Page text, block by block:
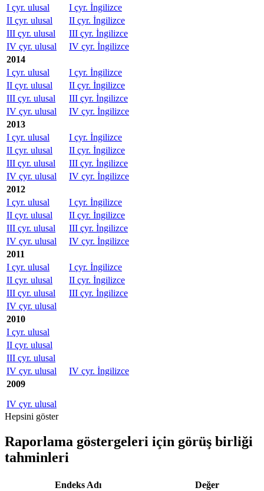
I çyr. ulusal
I çyr. İngilizce
II çyr. ulusal
II çyr. İngilizce
III çyr. ulusal
III çyr. İngilizce
IV çyr. ulusal
IV çyr. İngilizce
2014
I çyr. ulusal
I çyr. İngilizce
II çyr. ulusal
II çyr. İngilizce
III çyr. ulusal
III çyr. İngilizce
IV çyr. ulusal
IV çyr. İngilizce
2013
I çyr. ulusal
I çyr. İngilizce
II çyr. ulusal
II çyr. İngilizce
III çyr. ulusal
III çyr. İngilizce
IV çyr. ulusal
IV çyr. İngilizce
2012
I çyr. ulusal
I çyr. İngilizce
II çyr. ulusal
II çyr. İngilizce
III çyr. ulusal
III çyr. İngilizce
IV çyr. ulusal
IV çyr. İngilizce
2011
I çyr. ulusal
I çyr. İngilizce
II çyr. ulusal
II çyr. İngilizce
III çyr. ulusal
III çyr. İngilizce
IV çyr. ulusal
2010
I çyr. ulusal
II çyr. ulusal
III çyr. ulusal
IV çyr. ulusal
IV çyr. İngilizce
2009
IV çyr. ulusal
Hepsini göster
Raporlama göstergeleri için görüş birliği
tahminleri
Endeks Adı
Değer